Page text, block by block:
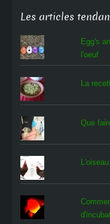
Les articles
Egg's
l'oeuf
La
Que